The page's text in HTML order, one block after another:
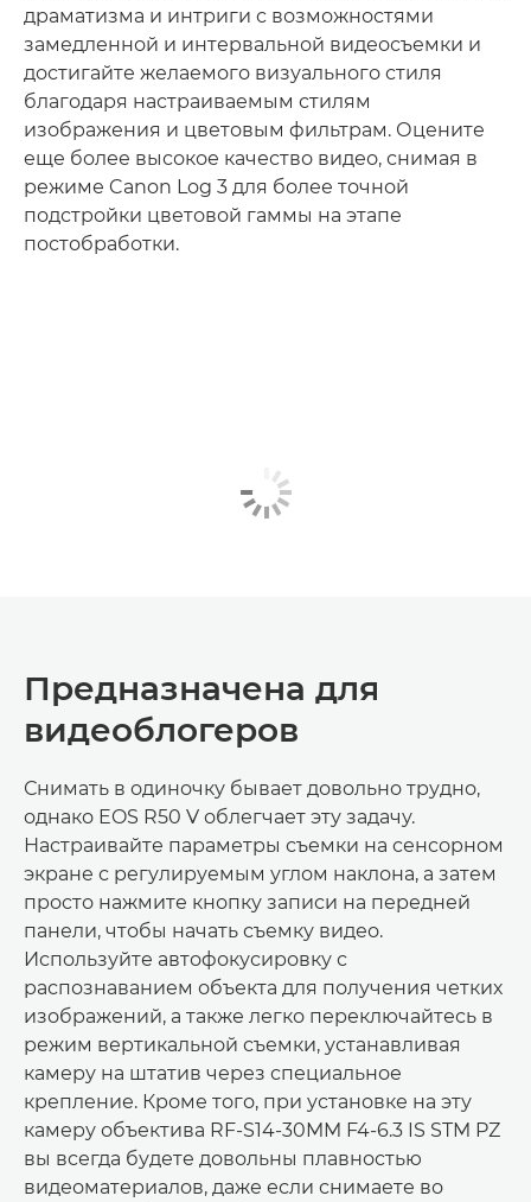
драматизма и интриги с возможностями
замедленной и интервальной видеосъемки и
достигайте желаемого визуального стиля
благодаря настраиваемым стилям
изображения и цветовым фильтрам. Оцените
еще более высокое качество видео, снимая в
режиме Canon Log 3 для более точной
подстройки цветовой гаммы на этапе
постобработки.
Предназначена для
видеоблогеров
Снимать в одиночку бывает довольно трудно,
однако EOS R50 V облегчает эту задачу.
Настраивайте параметры съемки на сенсорном
экране с регулируемым углом наклона, а затем
просто нажмите кнопку записи на передней
панели, чтобы начать съемку видео.
Используйте автофокусировку с
распознаванием объекта для получения четких
изображений, а также легко переключайтесь в
режим вертикальной съемки, устанавливая
камеру на штатив через специальное
крепление. Кроме того, при установке на эту
камеру объектива RF-S14-30MM F4-6.3 IS STM PZ
вы всегда будете довольны плавностью
видеоматериалов, даже если снимаете во